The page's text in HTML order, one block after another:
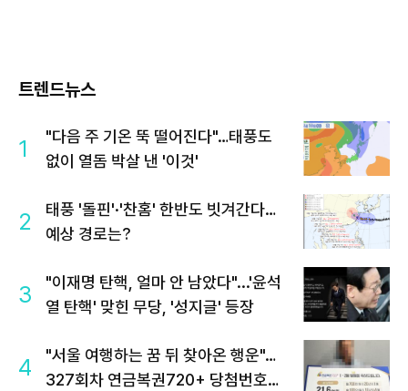
트렌드뉴스
1
"다음 주 기온 뚝 떨어진다"…태풍도
없이 열돔 박살 낸 '이것'
2
태풍 '돌핀'·'찬홈' 한반도 빗겨간다…
예상 경로는?
3
"이재명 탄핵, 얼마 안 남았다"...'윤석
열 탄핵' 맞힌 무당, '성지글' 등장
4
"서울 여행하는 꿈 뒤 찾아온 행운"…
327회차 연금복권720+ 당첨번호조